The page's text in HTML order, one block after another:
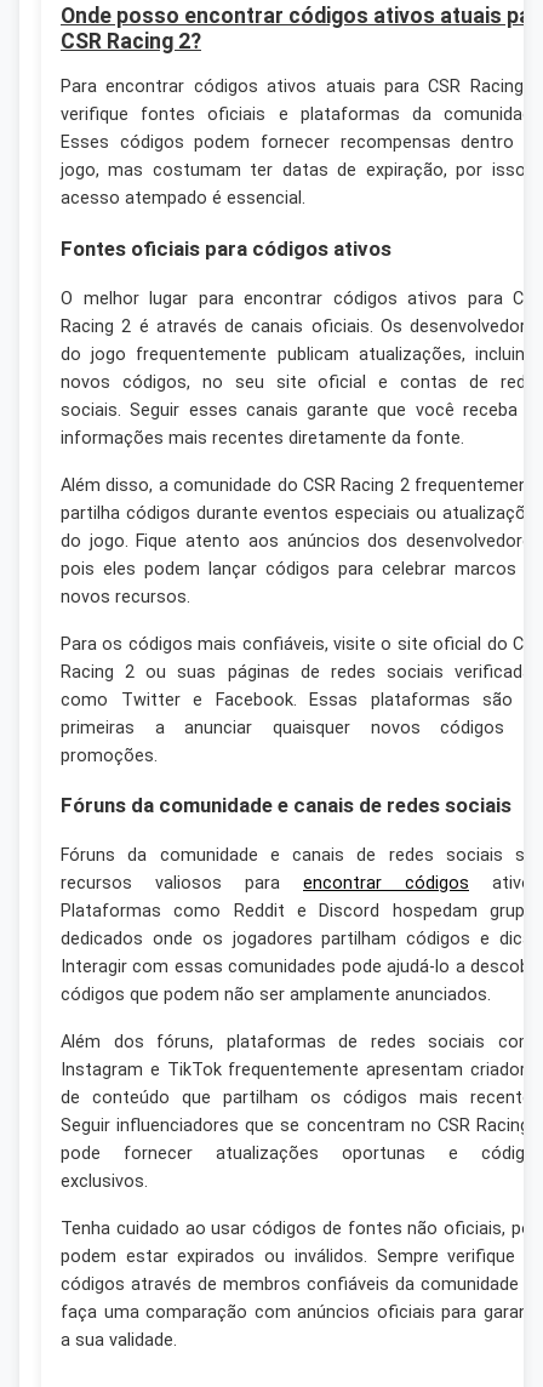
Onde posso encontrar códigos ativos atuais
CSR Racing 2?
Para encontrar códigos ativos atuais para CSR Racing
verifique fontes oficiais e plataformas da
Esses códigos podem fornecer recompensas dentro
jogo, mas costumam ter datas de expiração, por isso
acesso atempado é essencial.
Fontes oficiais para códigos ativos
O melhor lugar para encontrar códigos ativos para
Racing 2 é através de canais oficiais. Os
do jogo frequentemente publicam atualizações,
novos códigos, no seu site oficial e contas de
sociais. Seguir esses canais garante que você receba
informações mais recentes diretamente da fonte.
Além disso, a comunidade do CSR Racing 2
partilha códigos durante eventos especiais ou
do jogo. Fique atento aos anúncios dos
pois eles podem lançar códigos para celebrar marcos
novos recursos.
Para os códigos mais confiáveis, visite o site oficial do
Racing 2 ou suas páginas de redes sociais
como Twitter e Facebook. Essas plataformas são
primeiras a anunciar quaisquer novos códigos
promoções.
Fóruns da comunidade e canais de redes sociais
Fóruns da comunidade e canais de redes sociais
recursos valiosos para encontrar códigos
Plataformas como Reddit e Discord hospedam
dedicados onde os jogadores partilham códigos e
Interagir com essas comunidades pode ajudá-lo a
códigos que podem não ser amplamente anunciados.
Além dos fóruns, plataformas de redes sociais
Instagram e TikTok frequentemente apresentam
de conteúdo que partilham os códigos mais
Seguir influenciadores que se concentram no CSR Racing
pode fornecer atualizações oportunas e
exclusivos.
Tenha cuidado ao usar códigos de fontes não oficiais,
podem estar expirados ou inválidos. Sempre verifique
códigos através de membros confiáveis da comunidade
faça uma comparação com anúncios oficiais para
a sua validade.